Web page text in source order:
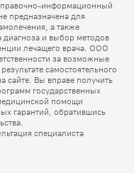
информационный
предназначена для
а также
диагноза и выбор методов
лечащего врача. ООО
за возможные
самостоятельного
сайте. Вы вправе получить
государственных
помощи
гарантий, обратившись
специалиста